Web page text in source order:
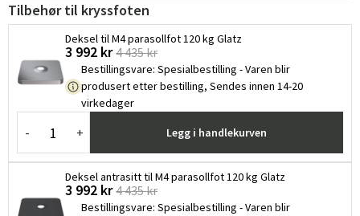
Tilbehør til kryssfoten
Deksel til M4 parasollfot 120 kg Glatz
3 992 kr 4 435 kr
Bestillingsvare: Spesialbestilling - Varen blir
produsert etter bestilling, Sendes innen 14-20
virkedager
- + Legg i handlekurven
Deksel antrasitt til M4 parasollfot 120 kg Glatz
3 992 kr 4 435 kr
Bestillingsvare: Spesialbestilling - Varen blir